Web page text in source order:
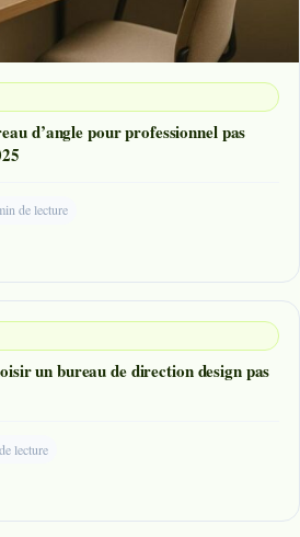
d’angle pour professionnel pas
de lecture
un bureau de direction design pas
lecture